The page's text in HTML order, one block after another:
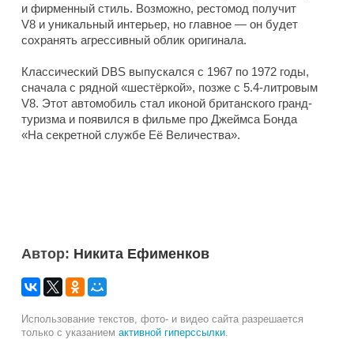
и фирменный стиль. Возможно, рестомод получит
V8 и уникальный интерьер, но главное — он будет
сохранять агрессивный облик оригинала.
Классический DBS выпускался с 1967 по 1972 годы,
сначала с рядной «шестёркой», позже с 5.4-литровым
V8. Этот автомобиль стал иконой британского гранд-
туризма и появился в фильме про Джеймса Бонда
«На секретной службе Её Величества».
Автор: Никита Ефименков
Использование текстов, фото- и видео сайта разрешается
только с указанием активной гиперссылки